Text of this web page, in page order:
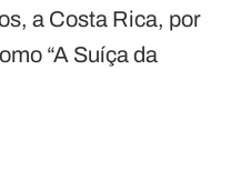
a Costa Rica, por
“A Suíça da